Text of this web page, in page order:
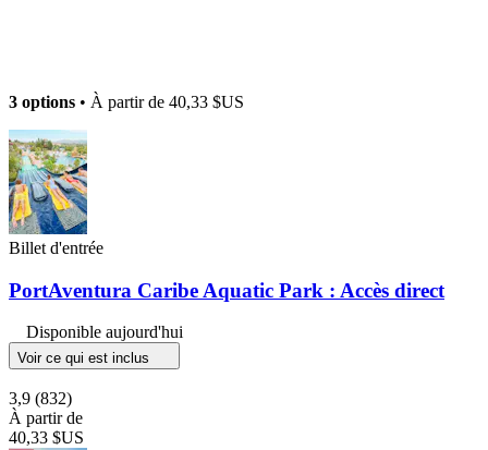
3 options • À partir de 40,33 $US
Billet d'entrée
PortAventura Caribe Aquatic Park : Accès direct
Disponible aujourd'hui
Voir ce qui est inclus
3,9 (832)
À partir de
40,33 $US